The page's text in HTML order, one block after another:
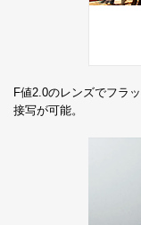
F値2.0のレンズでフラ
接写が可能。